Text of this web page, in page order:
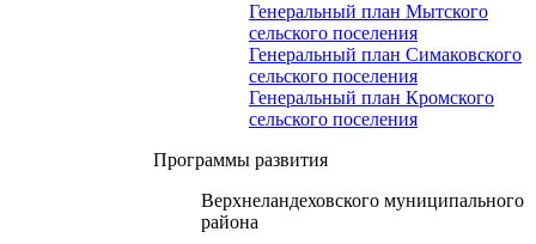
Генеральный план Мытского
сельского поселения
Генеральный план Симаковского
сельского поселения
Генеральный план Кромского
сельского поселения
Программы развития
Верхнеландеховского муниципального
района